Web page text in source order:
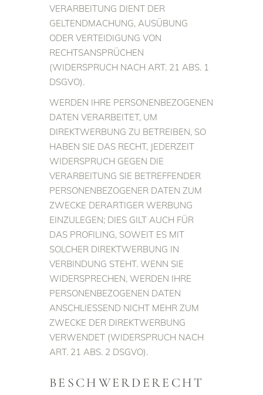
VERARBEITUNG DIENT DER
GELTENDMACHUNG, AUSÜBUNG
ODER VERTEIDIGUNG VON
RECHTSANSPRÜCHEN
(WIDERSPRUCH NACH ART. 21 ABS. 1
DSGVO).
WERDEN IHRE PERSONENBEZOGENEN
DATEN VERARBEITET, UM
DIREKTWERBUNG ZU BETREIBEN, SO
HABEN SIE DAS RECHT, JEDERZEIT
WIDERSPRUCH GEGEN DIE
VERARBEITUNG SIE BETREFFENDER
PERSONENBEZOGENER DATEN ZUM
ZWECKE DERARTIGER WERBUNG
EINZULEGEN; DIES GILT AUCH FÜR
DAS PROFILING, SOWEIT ES MIT
SOLCHER DIREKTWERBUNG IN
VERBINDUNG STEHT. WENN SIE
WIDERSPRECHEN, WERDEN IHRE
PERSONENBEZOGENEN DATEN
ANSCHLIESSEND NICHT MEHR ZUM
ZWECKE DER DIREKTWERBUNG
VERWENDET (WIDERSPRUCH NACH
ART. 21 ABS. 2 DSGVO).
BESCHWERDE­RECHT